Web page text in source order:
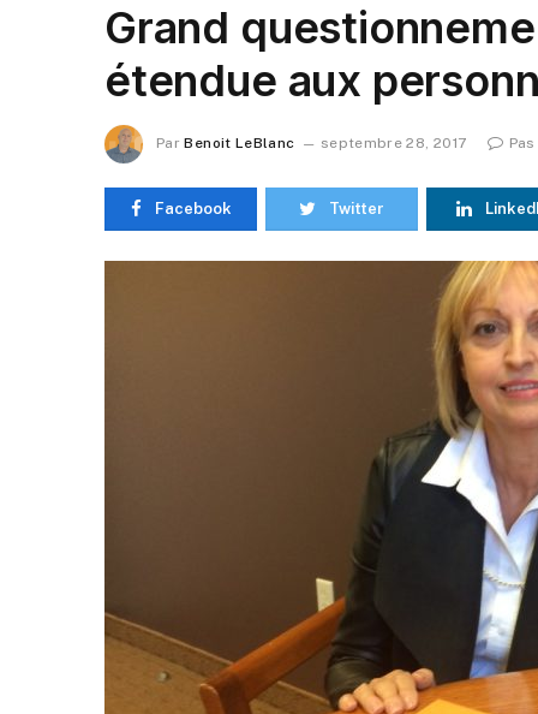
Grand
étendue aux
Par Benoit LeBlanc septembre 28, 2017
Facebook Twitter